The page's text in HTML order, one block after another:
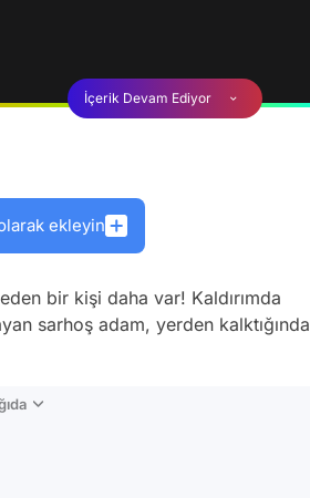
İçerik Devam Ediyor
ekleyin
bir kişi daha var! Kaldırımda
sarhoş adam, yerden kalktığında